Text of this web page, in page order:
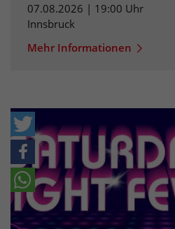
07.08.2026 | 19:00 Uhr
Innsbruck
Mehr Informationen